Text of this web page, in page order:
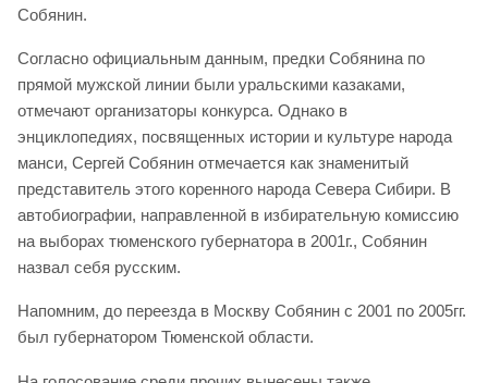
Собянин.
Согласно официальным данным, предки Собянина по
прямой мужской линии были уральскими казаками,
отмечают организаторы конкурса. Однако в
энциклопедиях, посвященных истории и культуре народа
манси, Сергей Собянин отмечается как знаменитый
представитель этого коренного народа Севера Сибири. В
автобиографии, направленной в избирательную комиссию
на выборах тюменского губернатора в 2001г., Собянин
назвал себя русским.
Напомним, до переезда в Москву Собянин с 2001 по 2005гг.
был губернатором Тюменской области.